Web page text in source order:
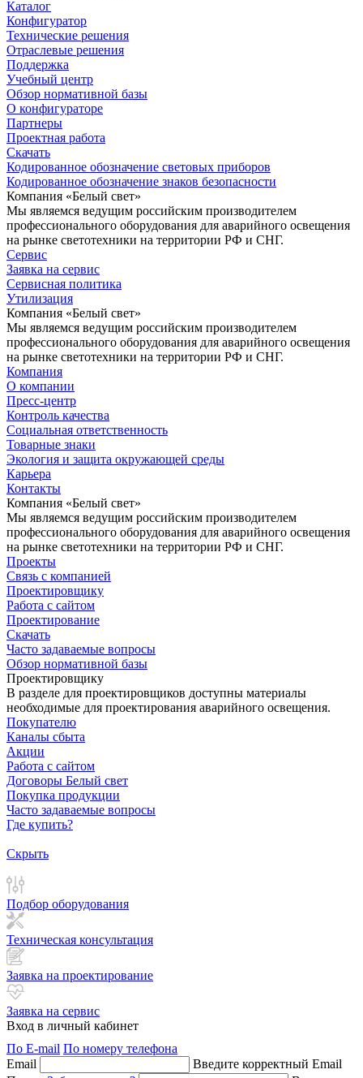
Каталог
Конфигуратор
Технические решения
Отраслевые решения
Поддержка
Учебный центр
Обзор нормативной базы
О конфигураторе
Партнеры
Проектная работа
Скачать
Кодированное обозначение световых приборов
Кодированное обозначение знаков безопасности
Компания «Белый свет»
Мы являемся ведущим российским производителем
профессионального оборудования для аварийного освещения
на рынке светотехники на территории РФ и СНГ.
Сервис
Заявка на сервис
Сервисная политика
Утилизация
Компания «Белый свет»
Мы являемся ведущим российским производителем
профессионального оборудования для аварийного освещения
на рынке светотехники на территории РФ и СНГ.
Компания
О компании
Пресс-центр
Контроль качества
Социальная ответственность
Товарные знаки
Экология и защита окружающей среды
Карьера
Контакты
Компания «Белый свет»
Мы являемся ведущим российским производителем
профессионального оборудования для аварийного освещения
на рынке светотехники на территории РФ и СНГ.
Проекты
Связь с компанией
Проектировщику
Работа с сайтом
Проектирование
Скачать
Часто задаваемые вопросы
Обзор нормативной базы
Проектировщику
В разделе для проектировщиков доступны материалы
необходимые для проектирования аварийного освещения.
Покупателю
Каналы сбыта
Акции
Работа с сайтом
Договоры Белый свет
Покупка продукции
Часто задаваемые вопросы
Где купить?
Скрыть
Подбор оборудования
Техническая консультация
Заявка на проектирование
Заявка на сервис
Вход в личный кабинет
По E-mail По номеру телефона
Email
Введите корректный Email